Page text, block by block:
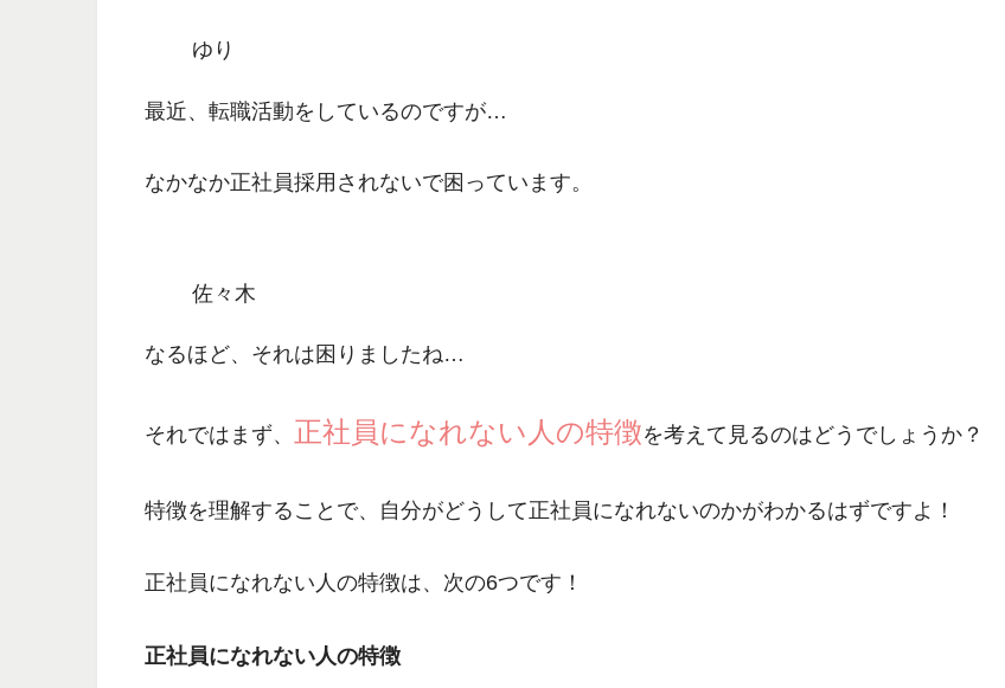
ゆり
最近、転職活動をしているのですが…
なかなか正社員採用されないで困っています。
佐々木
なるほど、それは困りましたね…
それではまず、 正社員になれない人の特徴を考えて見るのはどうでしょうか？
特徴を理解することで、 自分がどうして正社員になれないのかがわかるはずですよ！
正社員になれない人の特徴は、 次の6つです！
正社員になれない人の特徴